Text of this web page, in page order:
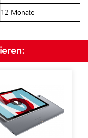
12 Monate